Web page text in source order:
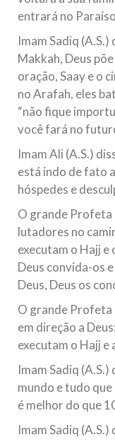
entrará no
Imam Sadiq
Makkah, Deus
oração, Saay e o
no Arafah, eles
“não fique
você fará no
Imam Ali (A.S.)
está indo de fato
hóspedes e
O grande Profeta
lutadores no
executam o Hajj e
Deus convida-os
Deus, Deus os
O grande Profeta
em direção a
executam o Hajj e
Imam Sadiq (A.S.)
mundo e tudo
é melhor do que
Imam Sadiq